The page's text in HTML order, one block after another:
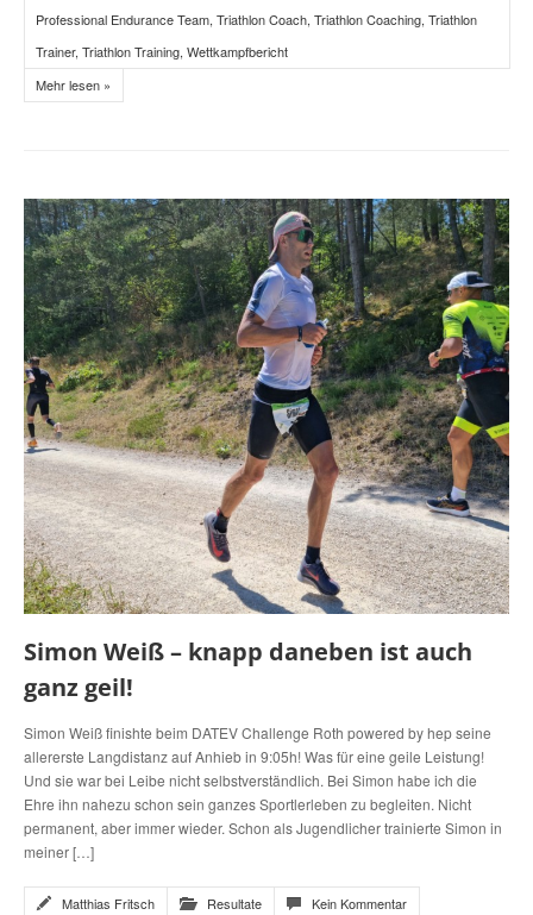
Professional Endurance Team, Triathlon Coach, Triathlon Coaching, Triathlon
Trainer, Triathlon Training, Wettkampfbericht
Mehr lesen »
Simon Weiß – knapp daneben ist auch
ganz geil!
Simon Weiß finishte beim DATEV Challenge Roth powered by hep seine
allererste Langdistanz auf Anhieb in 9:05h! Was für eine geile Leistung!
Und sie war bei Leibe nicht selbstverständlich. Bei Simon habe ich die
Ehre ihn nahezu schon sein ganzes Sportlerleben zu begleiten. Nicht
permanent, aber immer wieder. Schon als Jugendlicher trainierte Simon in
meiner […]
Matthias Fritsch Resultate
Kein Kommentar